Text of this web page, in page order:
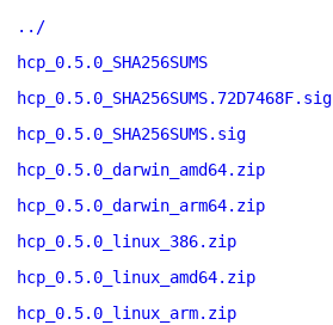
../
hcp_0.5.0_SHA256SUMS
hcp_0.5.0_SHA256SUMS.72D7468F.sig
hcp_0.5.0_SHA256SUMS.sig
hcp_0.5.0_darwin_amd64.zip
hcp_0.5.0_darwin_arm64.zip
hcp_0.5.0_linux_386.zip
hcp_0.5.0_linux_amd64.zip
hcp_0.5.0_linux_arm.zip